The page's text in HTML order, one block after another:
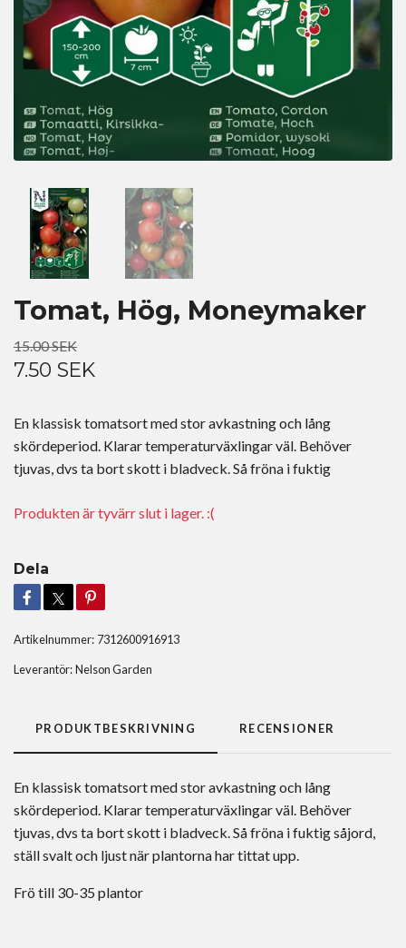
Tomat, Hög, Moneymaker
15.00 SEK
7.50 SEK
En klassisk tomatsort med stor avkastning och lång
skördeperiod. Klarar temperaturväxlingar väl. Behöver
tjuvas, dvs ta bort skott i bladveck. Så fröna i fuktig
Produkten är tyvärr slut i lager. :(
Dela
Artikelnummer: 7312600916913
Leverantör:Nelson Garden
PRODUKTBESKRIVNING RECENSIONER
En klassisk tomatsort med stor avkastning och lång
skördeperiod. Klarar temperaturväxlingar väl. Behöver
tjuvas, dvs ta bort skott i bladveck. Så fröna i fuktig såjord,
ställ svalt och ljust när plantorna har tittat upp.
Frö till 30-35 plantor